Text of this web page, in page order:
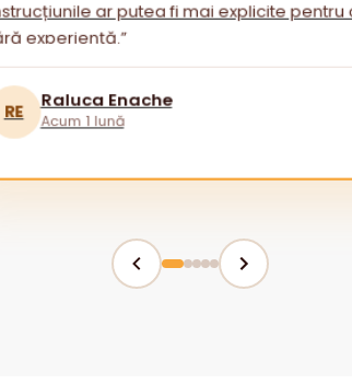
ar putea fi mai explicite pentru
experiență.”
RE Raluca Enache
Acum 1 lună